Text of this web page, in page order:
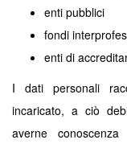
enti pubblici
fondi
enti di
I dati personali
incaricato, a ciò
averne